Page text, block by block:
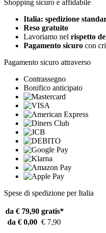
Shopping sicuro e affidabile
Italia: spedizione
Reso gratuito
Lavoriamo nel rispetto
Pagamento sicuro con
Pagamento sicuro attraverso
Contrassegno
Bonifico anticipato
Spese di spedizione per Italia
da € 79,90 gratis*
da € 0,00 € 7,90